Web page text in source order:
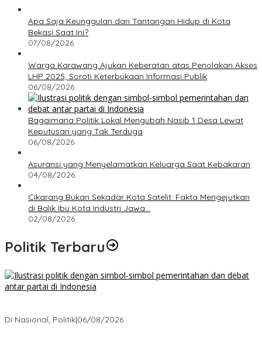
Apa Saja Keunggulan dan Tantangan Hidup di Kota
Bekasi Saat Ini?
07/08/2026
Warga Karawang Ajukan Keberatan atas Penolakan Akses
LHP 2025, Soroti Keterbukaan Informasi Publik
06/08/2026
Bagaimana Politik Lokal Mengubah Nasib 1 Desa Lewat
Keputusan yang Tak Terduga
06/08/2026
Asuransi yang Menyelamatkan Keluarga Saat Kebakaran
04/08/2026
Cikarang Bukan Sekadar Kota Satelit: Fakta Mengejutkan
di Balik Ibu Kota Industri Jawa…
02/08/2026
Politik Terbaru
Di Nasional, Politik|06/08/2026